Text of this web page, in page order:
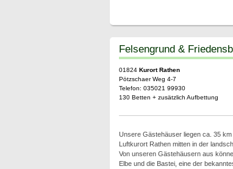
Felsengrund &
01824 Kurort Rathen
Pötzschaer Weg 4-7
Telefon: 035021 99930
130 Betten + zusätzlich Aufbettung
Unsere Gästehäuser liegen ca. 35
Luftkurort Rathen mitten in der
Von unseren Gästehäusern aus
Elbe und die Bastei, eine der